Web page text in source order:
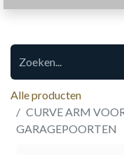
Alle producten
CURVE ARM
GARAGEPOORTEN